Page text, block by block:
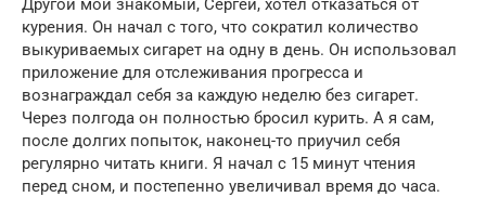
Другой мой знакомый, Сергей, хотел отказаться от
курения. Он начал с того, что сократил количество
выкуриваемых сигарет на одну в день. Он использовал
приложение для отслеживания прогресса и
вознаграждал себя за каждую неделю без сигарет.
Через полгода он полностью бросил курить. А я сам,
после долгих попыток, наконец-то приучил себя
регулярно читать книги. Я начал с 15 минут чтения
перед сном, и постепенно увеличивал время до часа.